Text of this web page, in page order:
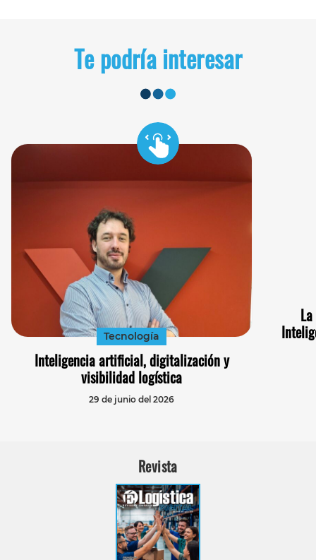
Te podría interesar
Tecnología
Inteligencia artificial, digitalización y
visibilidad logística
29 de junio del 2026
Revista